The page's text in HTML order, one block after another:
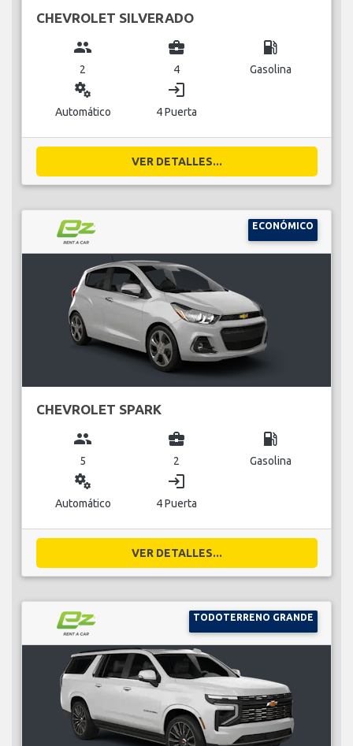
CHEVROLET SILVERADO
group
2
business_center
4
local_gas_station
Gasolina
miscellaneous_services
Automático
login
4 Puerta
VER DETALLES...
ECONÓMICO
CHEVROLET SPARK
group
5
business_center
2
local_gas_station
Gasolina
miscellaneous_services
Automático
login
4 Puerta
VER DETALLES...
TODOTERRENO GRANDE